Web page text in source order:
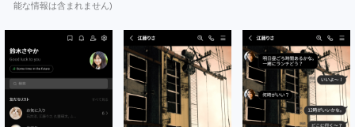
能な情報は含まれません)